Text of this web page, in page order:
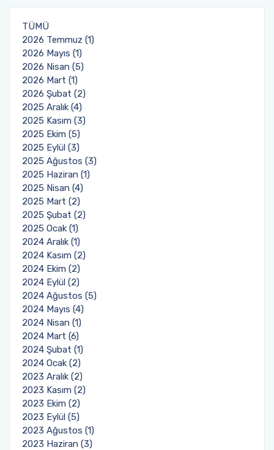
TÜMÜ
2026 Temmuz (1)
2026 Mayıs (1)
2026 Nisan (5)
2026 Mart (1)
2026 Şubat (2)
2025 Aralık (4)
2025 Kasım (3)
2025 Ekim (5)
2025 Eylül (3)
2025 Ağustos (3)
2025 Haziran (1)
2025 Nisan (4)
2025 Mart (2)
2025 Şubat (2)
2025 Ocak (1)
2024 Aralık (1)
2024 Kasım (2)
2024 Ekim (2)
2024 Eylül (2)
2024 Ağustos (5)
2024 Mayıs (4)
2024 Nisan (1)
2024 Mart (6)
2024 Şubat (1)
2024 Ocak (2)
2023 Aralık (2)
2023 Kasım (2)
2023 Ekim (2)
2023 Eylül (5)
2023 Ağustos (1)
2023 Haziran (3)
Fakülte Faaliyet Raporları
Yandal- ÇAP